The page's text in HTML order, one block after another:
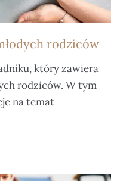
rodziców
który zawiera
rodziców. W tym
na temat